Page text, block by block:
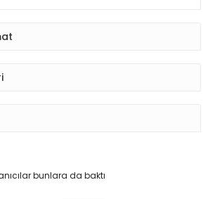
bunlara da baktı